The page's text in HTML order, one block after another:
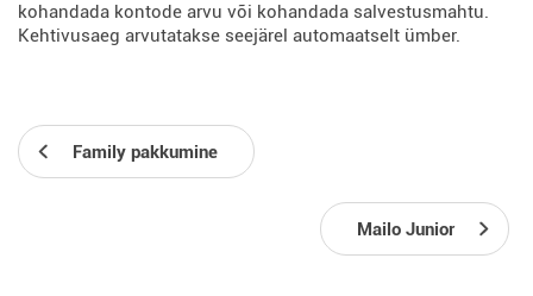
kohandada kontode arvu või kohandada salvestusmahtu.
Kehtivusaeg arvutatakse seejärel automaatselt ümber.
Family pakkumine
Mailo Junior